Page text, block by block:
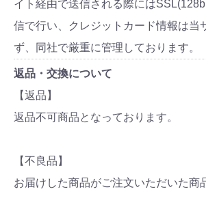
イト経由で送信される際には
信で行い、クレジットカード情報は当
ず、同社で厳重に管理しております。
返品・交換について
【返品】
返品不可商品となっております。
【不良品】
お届けした商品がご注文いただいた商